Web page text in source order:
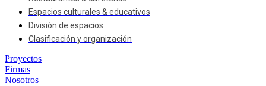
Espacios culturales & educativos
División de espacios
Clasificación y organización
Proyectos
Firmas
Nosotros